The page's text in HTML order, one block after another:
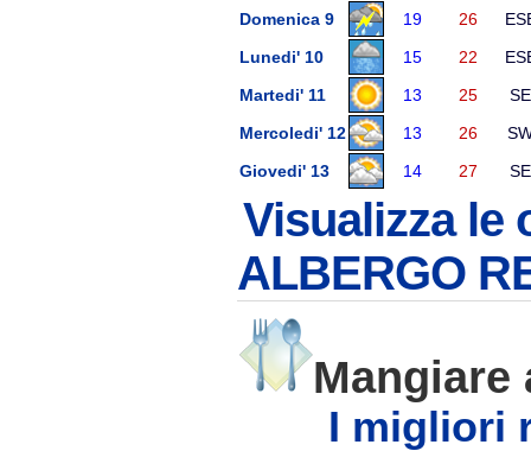
Domenica 9
19 26
Lunedi' 10
15 22
Martedi' 11
13 25
SE
Mercoledi' 12
13 26
Giovedi' 13
14 27 SE
Visualizza le
ALBERGO
Mangiare
I migliori